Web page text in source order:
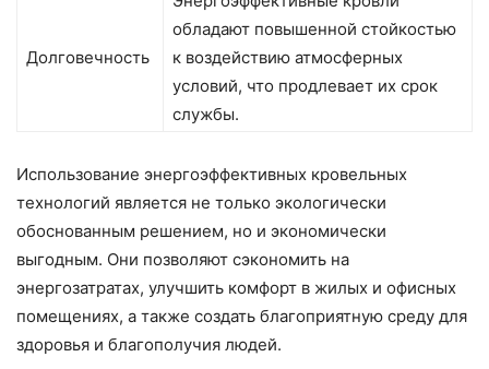
Долговечность
обладают повышенной стойкостью
к воздействию атмосферных
условий, что продлевает их срок
службы.
Использование энергоэффективных кровельных
технологий является не только экологически
обоснованным решением, но и экономически
выгодным. Они позволяют сэкономить на
энергозатратах, улучшить комфорт в жилых и офисных
помещениях, а также создать благоприятную среду для
здоровья и благополучия людей.